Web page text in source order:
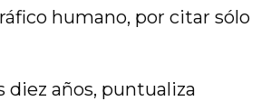
humano, por citar sólo
diez años, puntualiza